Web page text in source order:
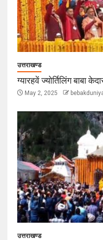
उत्तराखण्ड
ग्यारहवें ज्योर्तिलिंग बाबा
May 2, 2025
उत्तराखण्ड